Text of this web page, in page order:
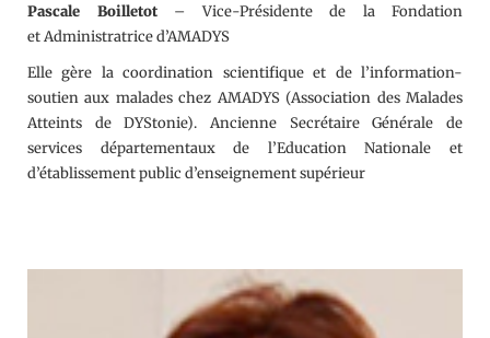
Pascale Boilletot – Vice-Présidente de la Fondation
et Administratrice d’AMADYS
Elle gère la coordination scientifique et de l’information-
soutien aux malades chez AMADYS (Association des Malades
Atteints de DYStonie). Ancienne Secrétaire Générale de
services départementaux de l’Education Nationale et
d’établissement public d’enseignement supérieur